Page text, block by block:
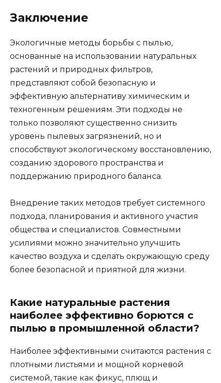
Заключение
Экологичные методы борьбы с пылью,
основанные на использовании натуральных
растений и природных фильтров,
представляют собой безопасную и
эффективную альтернативу химическим и
техногенным решениям. Эти подходы не
только позволяют существенно снизить
уровень пылевых загрязнений, но и
способствуют экологическому восстановлению,
созданию здорового пространства и
поддержанию природного баланса.
Внедрение таких методов требует системного
подхода, планирования и активного участия
общества и специалистов. Совместными
усилиями можно значительно улучшить
качество воздуха и сделать окружающую среду
более безопасной и приятной для жизни.
Какие натуральные растения
наиболее эффективно борются с
пылью в промышленной области?
Наиболее эффективными считаются растения с
плотными листьями и мощной корневой
системой, такие как фикус, плющ и